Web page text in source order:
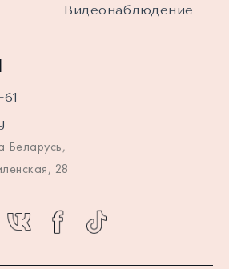
Видеонаблюдение
Беларусь,
28